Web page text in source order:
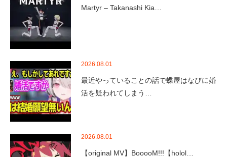
Martyr – Takanashi Kia…
2026.08.01
最近やっていることの話で蝶屋はなびに婚
活を疑われてしまう…
2026.08.01
【original MV】BooooM!!!【holol…